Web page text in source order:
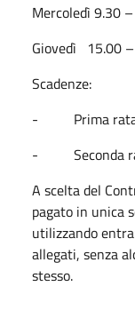
Mercoledì 9.30
Giovedì 15.00
Scadenze:
- Prima rata
- Seconda
A scelta del
pagato in unica
utilizzando
allegati, senza
stesso.